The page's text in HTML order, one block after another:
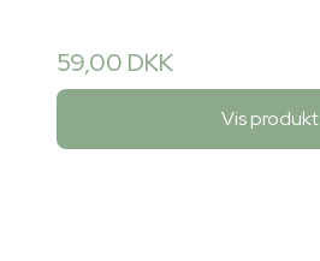
59,00 DKK
Vis produkt